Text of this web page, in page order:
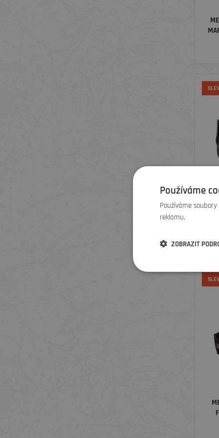
Používáme
Používáme
reklamu.
ZOBRAZIT